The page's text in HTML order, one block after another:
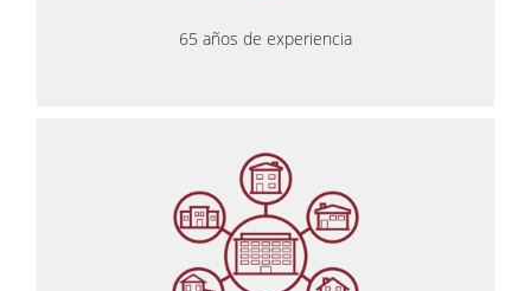
65 años de experiencia